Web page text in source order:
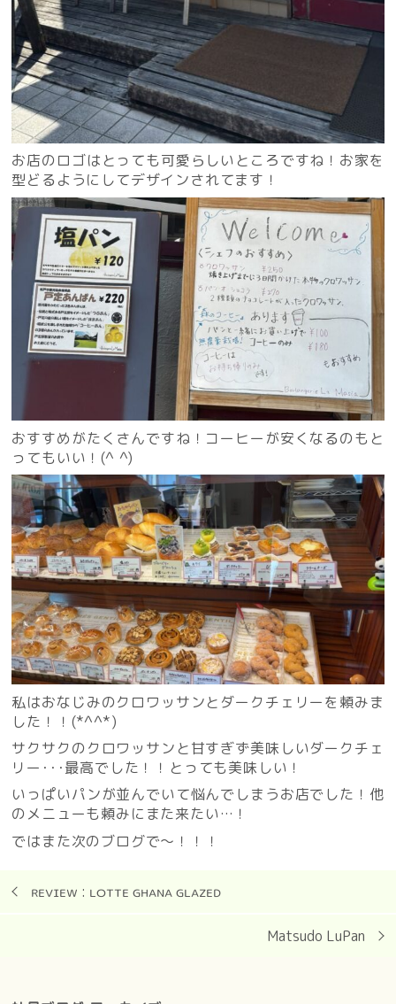
お店のロゴはとっても可愛らしいところですね！お家を
型どるようにしてデザインされてます！
おすすめがたくさんですね！コーヒーが安くなるのもと
ってもいい！(^ ^)
私はおなじみのクロワッサンとダークチェリーを頼みま
した！！(*^^*)
サクサクのクロワッサンと甘すぎず美味しいダークチェ
リー･･･最高でした！！とっても美味しい！
いっぱいパンが並んでいて悩んでしまうお店でした！他
のメニューも頼みにまた来たい…！
ではまた次のブログで〜！！！
ʀᴇᴠɪᴇᴡ : ʟᴏᴛᴛᴇ ɢʜᴀɴᴀ ɢʟᴀᴢᴇᴅ
Matsudo LuPan